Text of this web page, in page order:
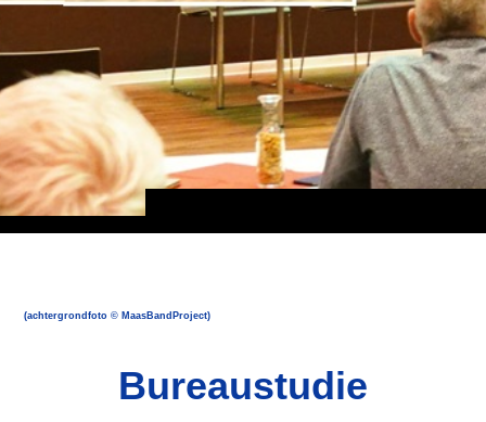
(achtergrondfoto © MaasBandProject)
Bureaustudie